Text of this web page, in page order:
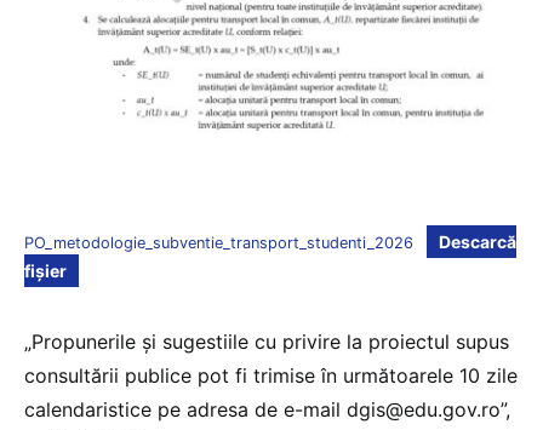
PO_metodologie_subventie_transport_studenti_2026
Descarcă
fișier
„Propunerile și sugestiile cu privire la proiectul supus
consultării publice pot fi trimise în următoarele 10 zile
calendaristice pe adresa de e-mail dgis@edu.gov.ro”,